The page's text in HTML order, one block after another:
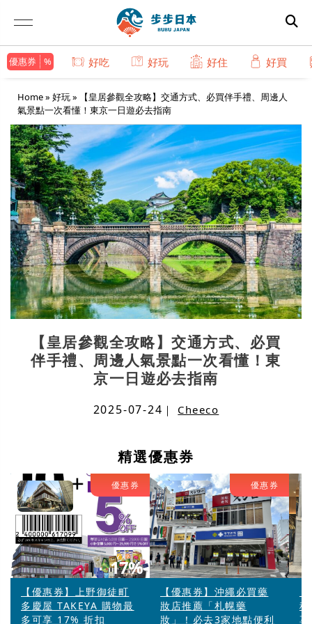
優惠券 好吃 好玩 好住 好買
Home» 好玩» 【皇居參觀全攻略】交通方式、必買伴手禮、周邊人
氣景點一次看懂！東京一日遊必去指南
【皇居參觀全攻略】交通方式、必買
伴手禮、周邊人氣景點一次看懂！東
京一日遊必去指南
2025-07-24 ｜ Cheeco
精選優惠券
17%
優惠券
【優惠券】上野御徒町
多慶屋 TAKEYA 購物最
多可享 17% 折扣
優惠券
【優惠券】沖繩必買藥
妝店推薦「札幌藥
妝」！必去3家地點便利